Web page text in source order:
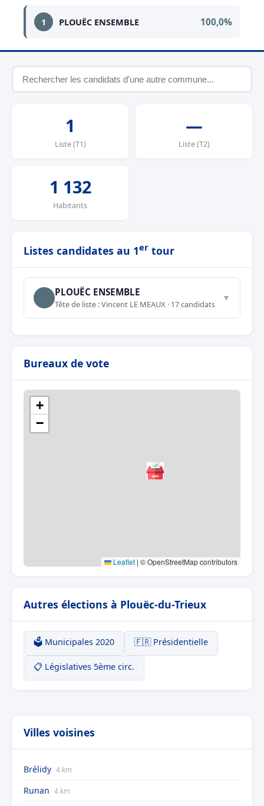
1 PLOUËC ENSEMBLE 100,0%
1
Liste (T1)
—
Liste (T2)
1 132
Habitants
Listes candidates au 1er tour
PLOUËC ENSEMBLE
Tête de liste : Vincent LE MEAUX · 17 candidats
▼
Bureaux de vote
+
−
Leaflet | © OpenStreetMap contributors
Autres élections à Plouëc-du-Trieux
🗳️ Municipales 2020 🇫🇷 Présidentielle
📋 Législatives 5ème circ.
Villes voisines
Brélidy 4 km
Runan 4 km